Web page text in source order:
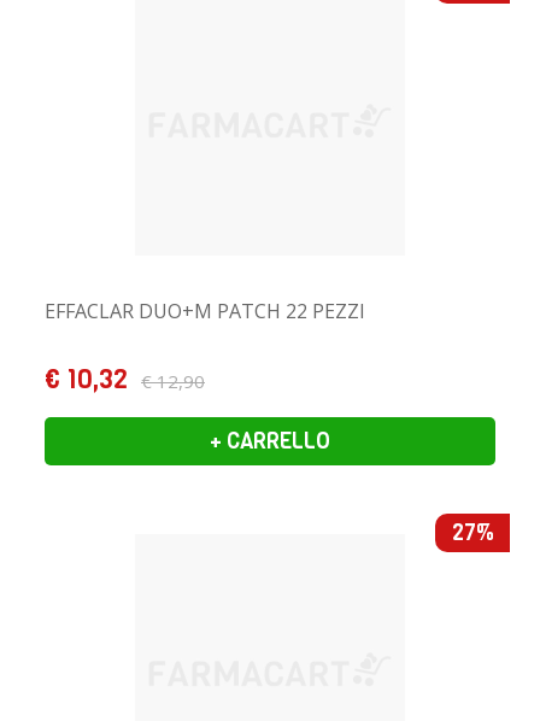
EFFACLAR DUO+M PATCH 22 PEZZI
€ 10,32 € 12,90
+ CARRELLO
27%